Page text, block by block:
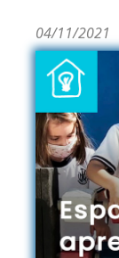
04/11/2021